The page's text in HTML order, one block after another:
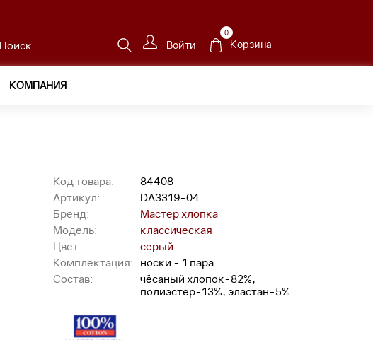
Войти
0
Корзина
КОМПАНИЯ
Код товара:
84408
Артикул:
DA3319-04
Бренд:
Мастер хлопка
Модель:
классическая
Цвет:
серый
Комплектация:
носки - 1 пара
Состав:
чёсаный хлопок-82%,
полиэстер-13%, эластан-5%